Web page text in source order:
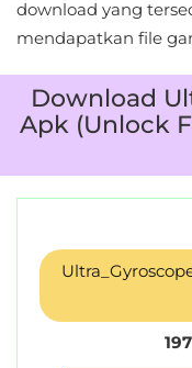
download yang
mendapatkan file
Download
Apk (Unlock